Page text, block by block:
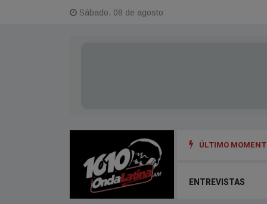
Sábado, 08 de agosto
ÚLTIMO
ENTREVISTAS